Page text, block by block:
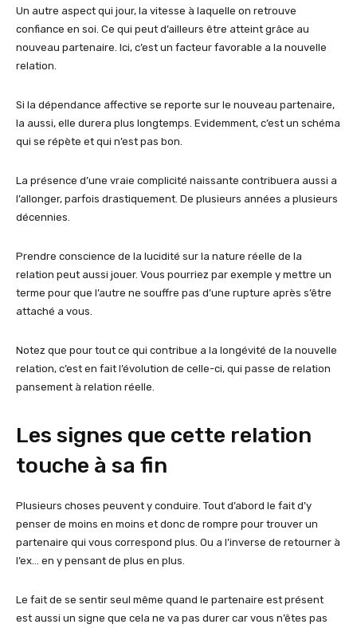
Un autre aspect qui jour, la vitesse à laquelle on retrouve
confiance en soi. Ce qui peut d’ailleurs être atteint grâce au
nouveau partenaire. Ici, c’est un facteur favorable a la nouvelle
relation.
Si la dépendance affective se reporte sur le nouveau partenaire,
la aussi, elle durera plus longtemps. Evidemment, c’est un schéma
qui se répète et qui n’est pas bon.
La présence d’une vraie complicité naissante contribuera aussi a
l’allonger, parfois drastiquement. De plusieurs années a plusieurs
décennies.
Prendre conscience de la lucidité sur la nature réelle de la
relation peut aussi jouer. Vous pourriez par exemple y mettre un
terme pour que l’autre ne souffre pas d’une rupture après s’être
attaché a vous.
Notez que pour tout ce qui contribue a la longévité de la nouvelle
relation, c’est en fait l’évolution de celle-ci, qui passe de relation
pansement à relation réelle.
Les signes que cette relation
touche à sa fin
Plusieurs choses peuvent y conduire. Tout d’abord le fait d’y
penser de moins en moins et donc de rompre pour trouver un
partenaire qui vous correspond plus. Ou a l’inverse de retourner à
l’ex… en y pensant de plus en plus.
Le fait de se sentir seul même quand le partenaire est présent
est aussi un signe que cela ne va pas durer car vous n’êtes pas